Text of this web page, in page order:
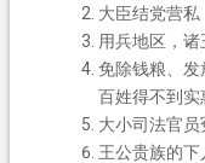
大臣结党营私
用兵地区，
免除钱粮、
百姓得不到实
大小司法官
王公贵族的